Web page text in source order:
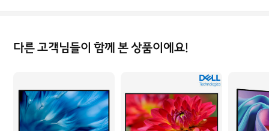
다른 고객님들이 함께 본 상품이에요!